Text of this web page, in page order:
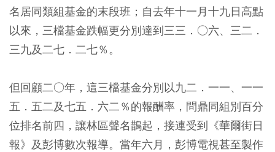
名居同類組基金的末段班；自去年十一月十九日高點
以來，三檔基金跌幅更分別達到三三．○六、三二．
三九及二七．二七％。
但回顧二○年，這三檔基金分別以九二．一一、一一
五．五二及七五．六二％的報酬率，問鼎同組別百分
位排名前四，讓林區聲名鵲起，接連受到《華爾街日
報》及彭博數次報導。當年六月，彭博電視甚至製作